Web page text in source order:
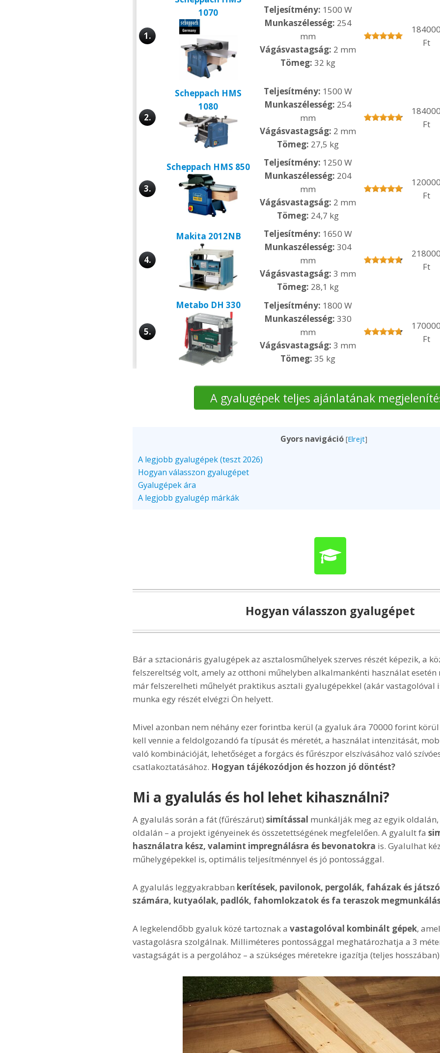
1.
1070
Teljesítmény: 1500 W
Munkaszélesség: 254
mm
Vágásvastagság: 2 mm
Tömeg: 32 kg
Ft
2.
Scheppach HMS
1080
Teljesítmény: 1500 W
Munkaszélesség: 254
mm
Vágásvastagság: 2 mm
Tömeg: 27,5 kg
Ft
3.
Scheppach HMS 850 Teljesítmény: 1250 W
Munkaszélesség: 204
mm
Vágásvastagság: 2 mm
Tömeg: 24,7 kg
Ft
4.
Makita 2012NB Teljesítmény: 1650 W
Munkaszélesség: 304
mm
Vágásvastagság: 3 mm
Tömeg: 28,1 kg
Ft
5.
Metabo DH 330 Teljesítmény: 1800 W
Munkaszélesség: 330
mm
Vágásvastagság: 3 mm
Tömeg: 35 kg
Ft
A gyalugépek teljes ajánlatának
Gyors navigáció [Elrejt]
A legjobb gyalugépek (teszt 2026)
Hogyan válasszon gyalugépet
Gyalugépek ára
A legjobb gyalugép márkák
Hogyan válasszon gyalugépet
Bár a sztacionáris gyalugépek az asztalosműhelyek szerves részét képezik, a
felszereltség volt, amely az otthoni műhelyben alkalmankénti használat
már felszerelheti műhelyét praktikus asztali gyalugépekkel (akár vastagolóval
munka egy részét elvégzi Ön helyett.
Mivel azonban nem néhány ezer forintba kerül (a gyaluk ára 70000 forint
kell vennie a feldolgozandó fa típusát és méretét, a használat intenzitását,
való kombinációját, lehetőséget a forgács és fűrészpor elszívásához való
csatlakoztatásához. Hogyan tájékozódjon és hozzon jó döntést?
Mi a gyalulás és hol lehet kihasználni?
A gyalulás során a fát (fűrészárut) simítással munkálják meg az egyik
oldalán – a projekt igényeinek és összetettségének megfelelően. A gyalult fa
használatra kész, valamint impregnálásra és bevonatokra is. Gyalulhat
műhelygépekkel is, optimális teljesítménnyel és jó pontossággal.
A gyalulás leggyakrabban kerítések, pavilonok, pergolák, faházak és
számára, kutyaólak, padlók, fahomlokzatok és fa teraszok
A legkelendőbb gyaluk közé tartoznak a vastagolóval kombinált gépek,
vastagolásra szolgálnak. Milliméteres pontossággal meghatározhatja a 3
vastagságát is a pergolához – a szükséges méretekre igazítja (teljes